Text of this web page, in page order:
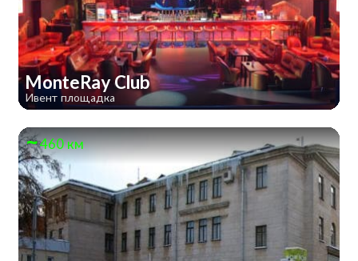
MonteRay Club
Ивент площадка
460 км